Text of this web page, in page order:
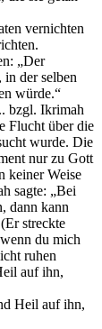
vernichten
„Der
der selben
würde.“
bzgl. Ikrimah
Flucht über die
wurde. Die
nur zu Gott
keiner Weise
sagte: „Bei
dann kann
streckte
du mich
ruhen
auf ihn,
Heil auf ihn,